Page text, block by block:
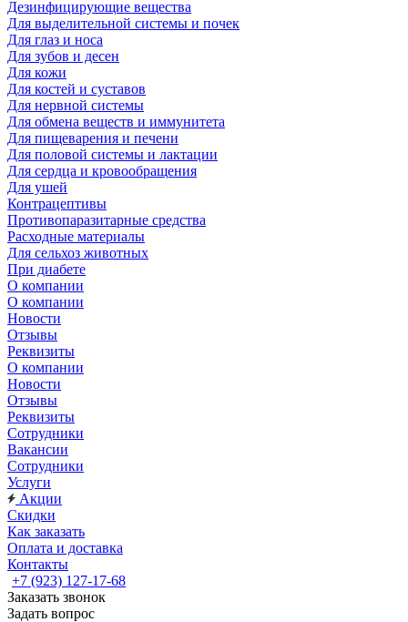
Дезинфицирующие вещества
Для выделительной системы и почек
Для глаз и носа
Для зубов и десен
Для кожи
Для костей и суставов
Для нервной системы
Для обмена веществ и иммунитета
Для пищеварения и печени
Для половой системы и лактации
Для сердца и кровообращения
Для ушей
Контрацептивы
Противопаразитарные средства
Расходные материалы
Для сельхоз животных
При диабете
О компании
О компании
Новости
Отзывы
Реквизиты
О компании
Новости
Отзывы
Реквизиты
Сотрудники
Вакансии
Сотрудники
Услуги
Акции
Скидки
Как заказать
Оплата и доставка
Контакты
+7 (923) 127-17-68
Заказать звонок
Задать вопрос